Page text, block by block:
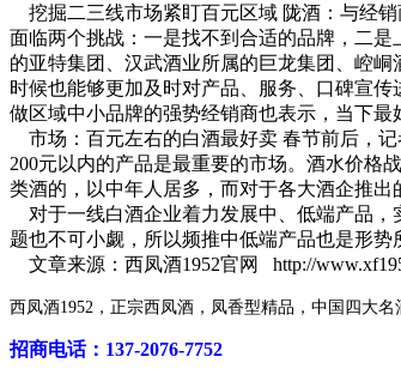
挖掘二三线市场紧盯百元区域 陇酒：与经
面临两个挑战：一是找不到合适的品牌，二
的亚特集团、汉武酒业所属的巨龙集团、崆
时候也能够更加及时对产品、服务、口碑宣
做区域中小品牌的强势经销商也表示，当下
市场：百元左右的白酒最好卖 春节前后，记
200元以内的产品是最重要的市场。酒水价格
类酒的，以中年人居多，而对于各大酒企推出
对于一线白酒企业着力发展中、低端产品，
题也不可小觑，所以频推中低端产品也是形
文章来源：西凤酒1952官网 http://
西凤酒1952，正宗西凤酒，凤香型精品，中国四大
招商电话：137-2076-7752